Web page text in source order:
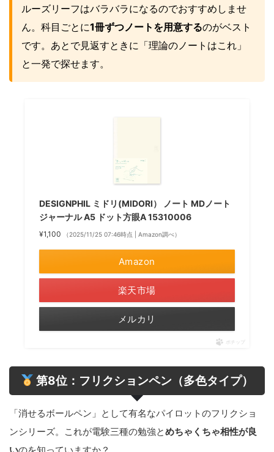
ルーズリーフはバラバラになるのでおすすめしませ
ん。科目ごとに1冊ずつノートを用意するのがベスト
です。あとで見返すときに「理論のノートはこれ」
と一発で探せます。
DESIGNPHIL ミドリ(MIDORI） ノート MDノート
ジャーナル A5 ドット方眼A 15310006
¥1,100 （2025/11/25 07:46時点 | Amazon調べ）
Amazon
楽天市場
メルカリ
ポチップ
第8位：フリクションペン（多色タイプ）
「消せるボールペン」として有名なパイロットのフリクショ
ンシリーズ。これが電験三種の勉強とめちゃくちゃ相性が良